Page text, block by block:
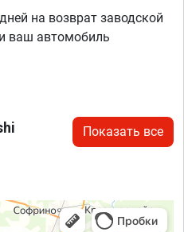
на возврат заводской
ваш автомобиль
Показать все